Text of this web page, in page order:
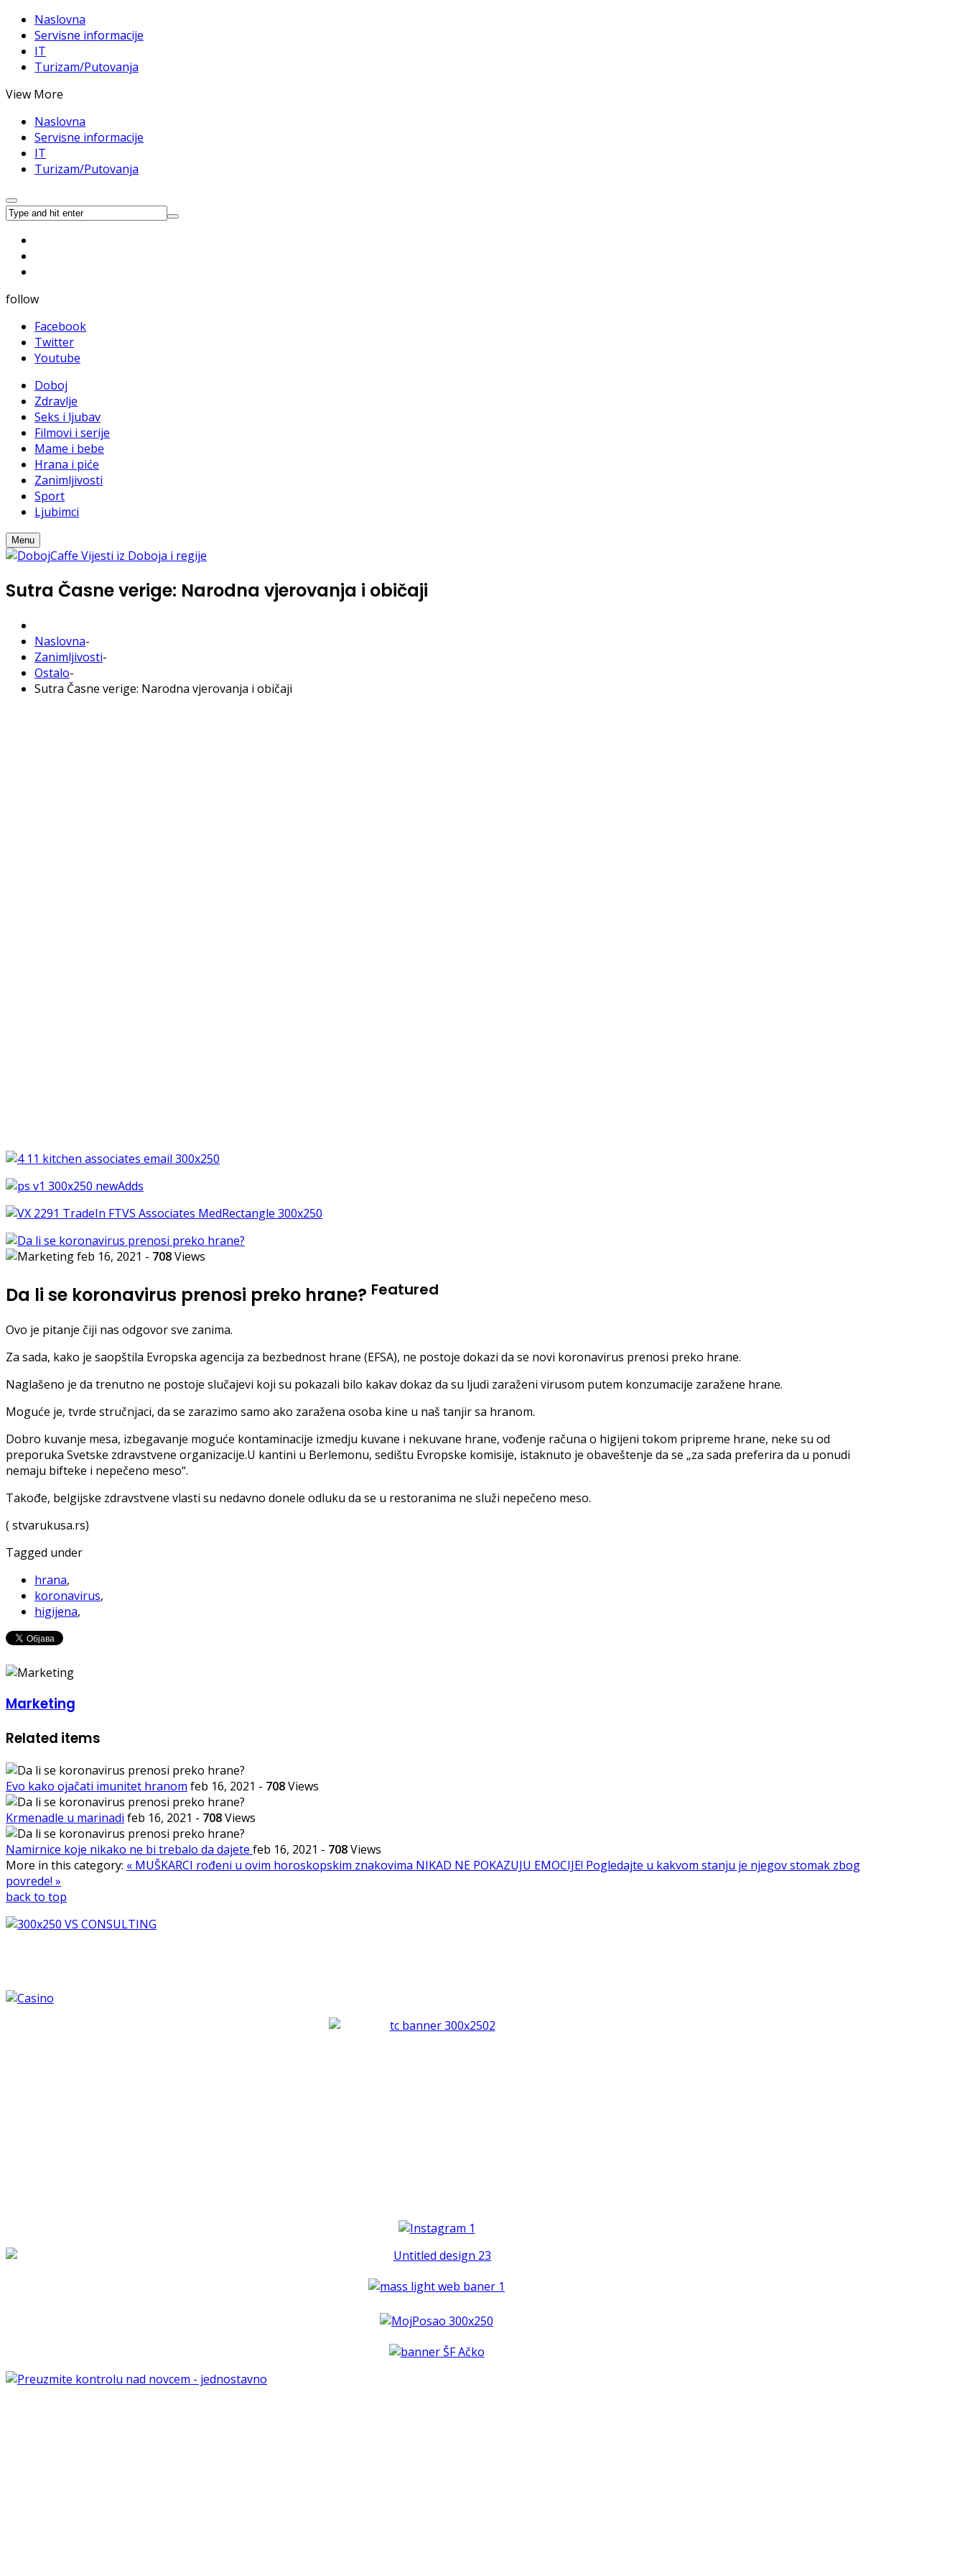
Naslovna
Servisne informacije
IT
Turizam/Putovanja
View More
Naslovna
Servisne informacije
IT
Turizam/Putovanja
follow
Facebook
Twitter
Youtube
Doboj
Zdravlje
Seks i ljubav
Filmovi i serije
Mame i bebe
Hrana i piće
Zanimljivosti
Sport
Ljubimci
Menu
Sutra Časne verige: Narodna vjerovanja i običaji
Naslovna-
Zanimljivosti-
Ostalo-
Sutra Časne verige: Narodna vjerovanja i običaji
feb 16, 2021 - 708Views
Da li se koronavirus prenosi preko hrane? Featured
Ovo je pitanje čiji nas odgovor sve zanima.
Za sada, kako je saopštila Evropska agencija za bezbednost hrane (EFSA), ne postoje dokazi da se novi koronavirus prenosi preko hrane.
Naglašeno je da trenutno ne postoje slučajevi koji su pokazali bilo kakav dokaz da su ljudi zaraženi virusom putem konzumacije zaražene hrane.
Moguće je, tvrde stručnjaci, da se zarazimo samo ako zaražena osoba kine u naš tanjir sa hranom.
Dobro kuvanje mesa, izbegavanje moguće kontaminacije izmedju kuvane i nekuvane hrane, vođenje računa o higijeni tokom pripreme hrane, neke su od
preporuka Svetske zdravstvene organizacije.U kantini u Berlemonu, sedištu Evropske komisije, istaknuto je obaveštenje da se „za sada preferira da u ponudi
nemaju bifteke i nepečeno meso“.
Takođe, belgijske zdravstvene vlasti su nedavno donele odluku da se u restoranima ne služi nepečeno meso.
( stvarukusa.rs)
Tagged under
hrana,
koronavirus,
higijena,
Marketing
Related items
Evo kako ojačati imunitet hranom feb 16, 2021 - 708Views
Krmenadle u marinadi feb 16, 2021 - 708Views
Namirnice koje nikako ne bi trebalo da dajete feb 16, 2021 - 708Views
More in this category: « MUŠKARCI rođeni u ovim horoskopskim znakovima NIKAD NE POKAZUJU EMOCIJE! Pogledajte u kakvom stanju je njegov stomak zbog
povrede! »
back to top